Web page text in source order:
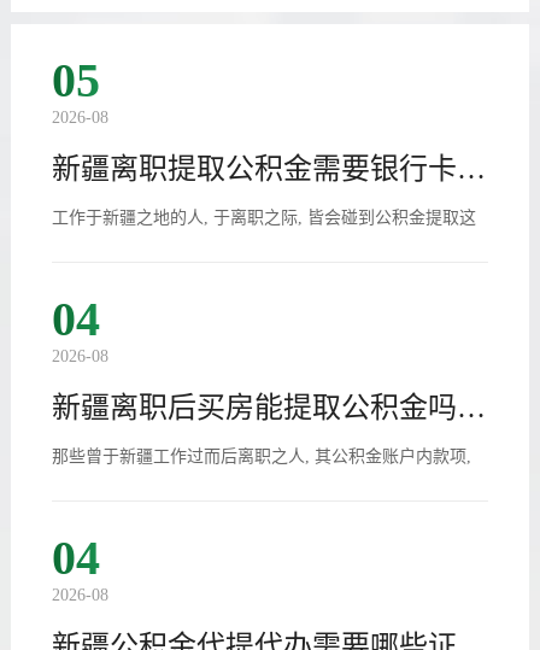
05
2026-08
新疆离职提取公积金需要银行卡吗 附办理攻略
工作于新疆之地的人, 于离职之际, 皆会碰到公积金提取这
04
2026-08
新疆离职后买房能提取公积金吗 提取条件和流程详解
那些曾于新疆工作过而后离职之人, 其公积金账户内款项,
04
2026-08